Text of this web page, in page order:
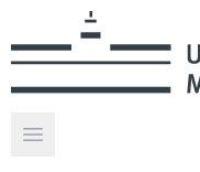
Open main menu